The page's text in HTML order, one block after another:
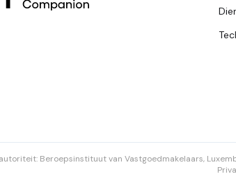
Beroepsinstituut van Vastgoedmakelaars,